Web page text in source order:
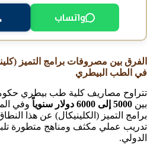
واتساب
الفرق بين مصروفات برامج التميز
في الطب البيطري
تتراوح مصاريف كلية طب بيطري حكومي
بين 5000 إلى 6000 دولار سنوياً
وفي
برامج التميز (الكلينيكال) عن هذا
تدريب عملي مكثف ومناهج متطورة
الدولي.